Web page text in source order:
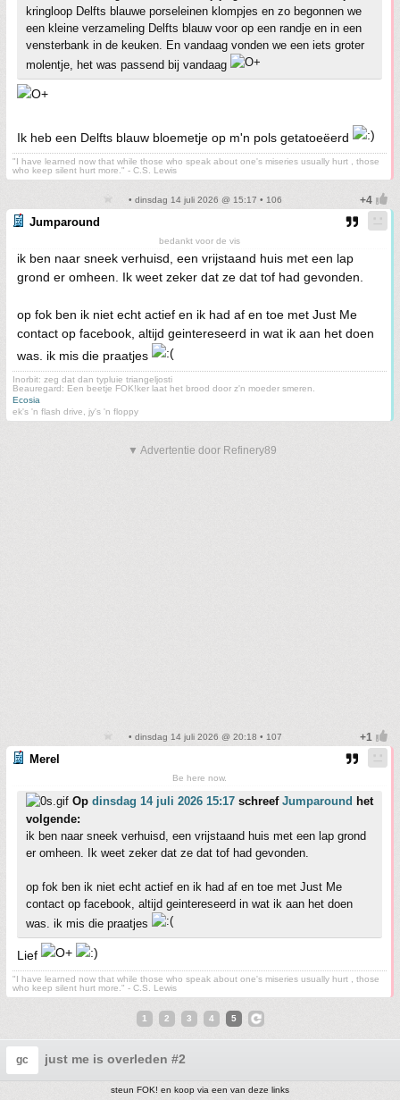
kringloop Delfts blauwe porseleinen klompjes en zo begonnen we
een kleine verzameling Delfts blauw voor op een randje en in een
vensterbank in de keuken. En vandaag vonden we een iets groter
molentje, het was passend bij vandaag
Ik heb een Delfts blauw bloemetje op m'n pols getatoeëerd
"I have learned now that while those who speak about one's miseries usually hurt , those
who keep silent hurt more." - C.S. Lewis
• dinsdag 14 juli 2026 @ 15:17 • 106
Jumparound
bedankt voor de vis
ik ben naar sneek verhuisd, een vrijstaand huis met een lap
grond er omheen. Ik weet zeker dat ze dat tof had gevonden.
op fok ben ik niet echt actief en ik had af en toe met Just Me
contact op facebook, altijd geintereseerd in wat ik aan het doen
was. ik mis die praatjes
Inorbit: zeg dat dan typluie triangeljosti
Beauregard: Een beetje FOK!ker laat het brood door z'n moeder smeren.
Ecosia
ek's 'n flash drive, jy's 'n floppy
▼ Advertentie door Refinery89
• dinsdag 14 juli 2026 @ 20:18 • 107
Merel
Be here now.
Op dinsdag 14 juli 2026 15:17 schreef Jumparound het
volgende:
ik ben naar sneek verhuisd, een vrijstaand huis met een lap grond
er omheen. Ik weet zeker dat ze dat tof had gevonden.
op fok ben ik niet echt actief en ik had af en toe met Just Me
contact op facebook, altijd geintereseerd in wat ik aan het doen
was. ik mis die praatjes
Lief
"I have learned now that while those who speak about one's miseries usually hurt , those
who keep silent hurt more." - C.S. Lewis
1 2 3 4 5
gc just me is overleden #2
steun FOK! en koop via een van deze links